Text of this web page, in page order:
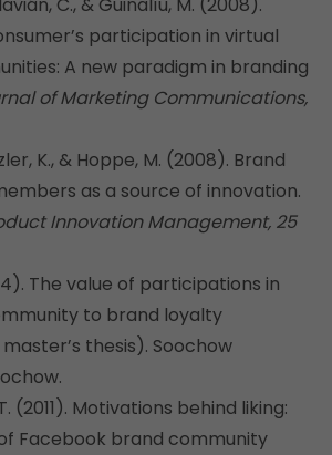
participation in virtual
A new paradigm in branding
of Marketing Communications,
K., & Hoppe, M. (2008). Brand
as a source of innovation.
Innovation Management, 25
The value of participations in
to brand loyalty
thesis). Soochow
(2011). Motivations behind liking:
Facebook brand community